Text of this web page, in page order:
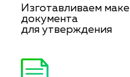
Изготавливаем
документа
для утверждения